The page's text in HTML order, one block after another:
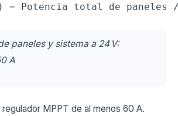
paneles y sistema a 24 V:
A
MPPT de al menos 60 A.